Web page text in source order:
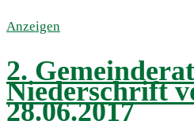
Anzeigen
2.
Niederschrift
28.06.2017